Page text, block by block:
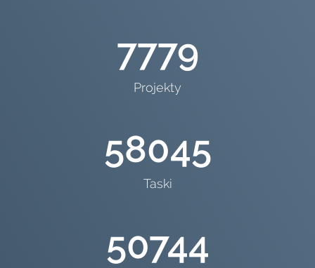
7779
Projekty
58045
Taski
50744